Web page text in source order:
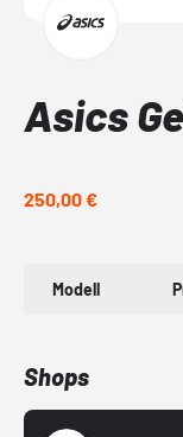
Asics
250,00 €
Modell
Shops